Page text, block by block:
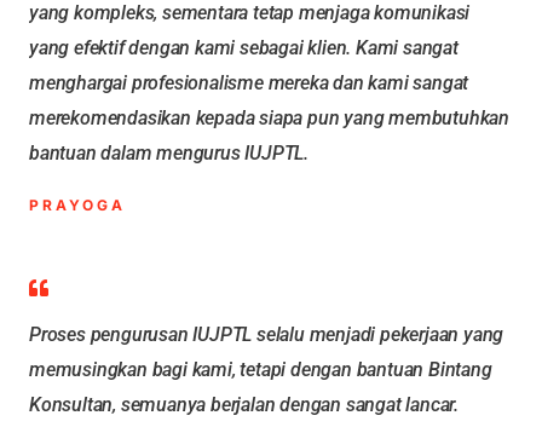
yang kompleks, sementara tetap menjaga komunikasi
yang efektif dengan kami sebagai klien. Kami sangat
menghargai profesionalisme mereka dan kami sangat
merekomendasikan kepada siapa pun yang membutuhkan
bantuan dalam mengurus IUJPTL.
PRAYOGA
Proses pengurusan IUJPTL selalu menjadi pekerjaan yang
memusingkan bagi kami, tetapi dengan bantuan Bintang
Konsultan, semuanya berjalan dengan sangat lancar.